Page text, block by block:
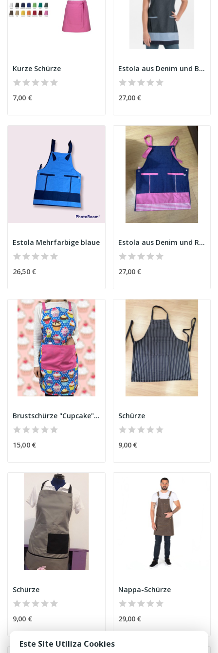
Kurze Schürze
7,00 €
Estola aus Denim und Blau
27,00 €
Estola Mehrfarbige blaue
26,50 €
Estola aus Denim und Rosa
27,00 €
Brustschürze "Cupcake" Blau
15,00 €
Schürze
9,00 €
Schürze
9,00 €
Nappa-Schürze
29,00 €
Este Site Utiliza Cookies